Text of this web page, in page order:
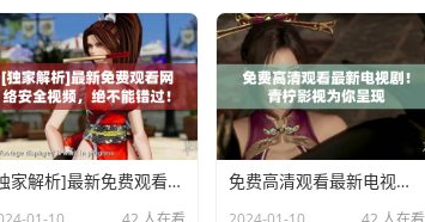
[独家解析]最新免费观看网络安全视频，绝不能错过！ 免费高清观看最新电视剧！青柠影视为你呈现